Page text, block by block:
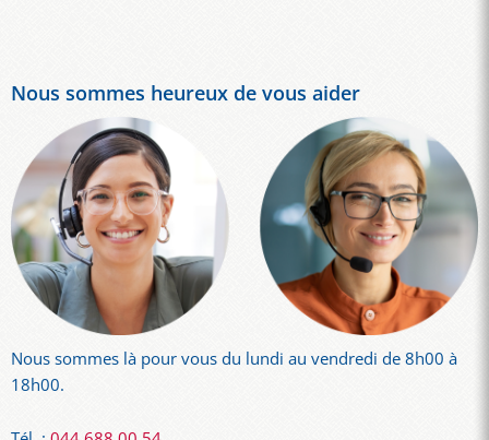
Nous sommes heureux de vous aider
Nous sommes là pour vous du lundi au vendredi de 8h00 à
18h00.